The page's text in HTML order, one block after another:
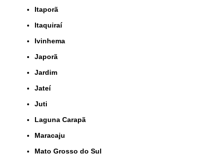
Itaporã
Itaquiraí
Ivinhema
Japorã
Jardim
Jateí
Juti
Laguna Carapã
Maracaju
Mato Grosso do Sul